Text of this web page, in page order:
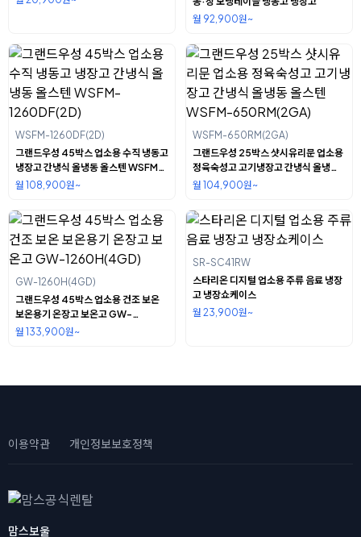
월 92,900원~
WSFM-1260DF(2D)
그랜드우성 45박스 업소용 수직 냉동고
냉장고 간냉식 올냉동 올스텐 WSFM-
1260DF(2D)
월 108,900원~
WSFM-650RM(2GA)
그랜드우성 25박스 샷시유리문 업소용
정육숙성고 고기냉장고 간냉식 올냉동
올스텐 WSFM-650RM(2GA)
월 104,900원~
GW-1260H(4GD)
그랜드우성 45박스 업소용 건조 보온
보온용기 온장고 보온고 GW-
1260H(4GD)
월 133,900원~
SR-SC41RW
스타리온 디지털 업소용 주류 음료 냉장
고 냉장쇼케이스
월 23,900원~
이용약관 개인정보보호정책
맘스보울